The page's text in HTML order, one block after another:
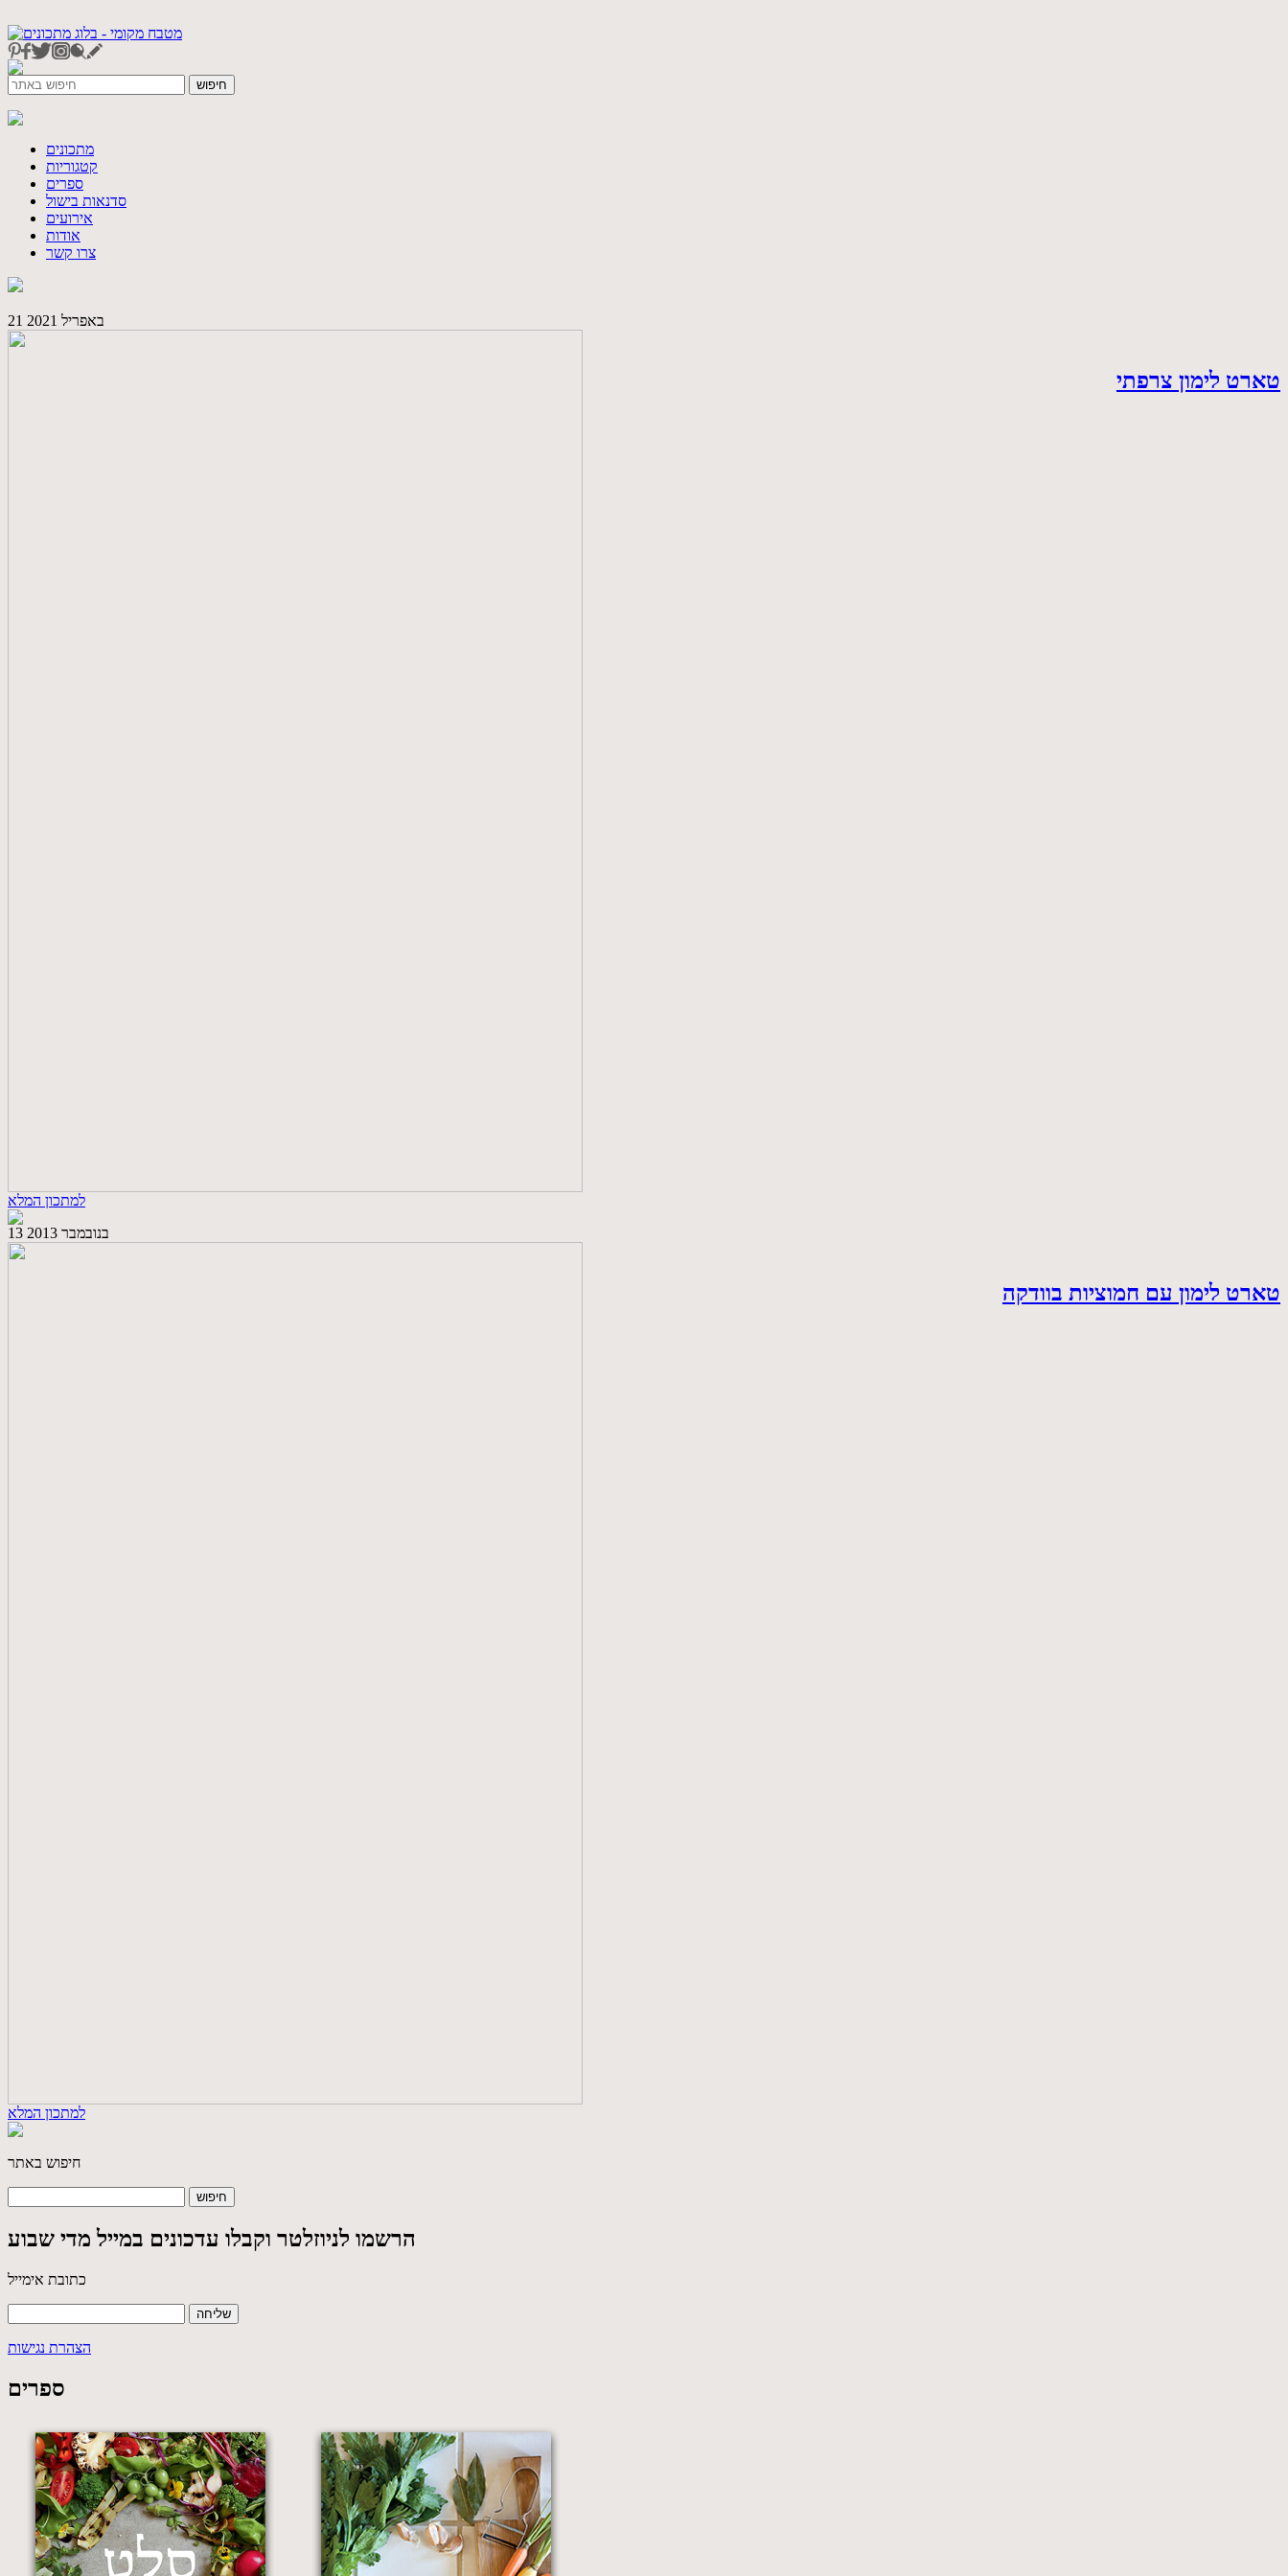
מתכונים
קטגוריות
ספרים
סדנאות בישול
אירועים
אודות
צרו קשר
21 באפריל 2021
טארט לימון צרפתי
למתכון המלא
13 בנובמבר 2013
טארט לימון עם חמוציות בוודקה
למתכון המלא
חיפוש באתר
הרשמו לניוזלטר וקבלו עדכונים במייל מדי שבוע
כתובת אימייל
הצהרת נגישות
ספרים